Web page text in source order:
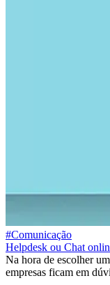
#Comunicação
Helpdesk ou Chat
Na hora de escolher
empresas ficam em